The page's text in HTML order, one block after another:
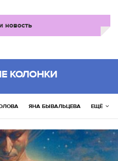
новость
КОЛОНКИ
ЯНА БЫВАЛЬЦЕВА ЕЩЁ